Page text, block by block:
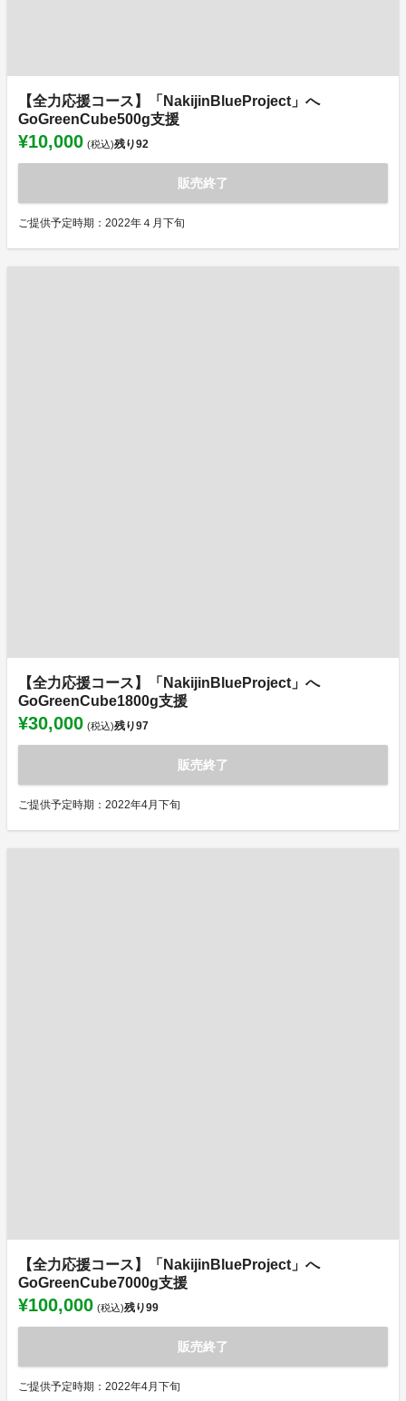
【全力応援コース】「NakijinBlueProject」へ
GoGreenCube500g支援
¥10,000 (税込)残り92
販売終了
ご提供予定時期：2022年４月下旬
【全力応援コース】「NakijinBlueProject」へ
GoGreenCube1800g支援
¥30,000 (税込)残り97
販売終了
ご提供予定時期：2022年4月下旬
【全力応援コース】「NakijinBlueProject」へ
GoGreenCube7000g支援
¥100,000 (税込)残り99
販売終了
ご提供予定時期：2022年4月下旬